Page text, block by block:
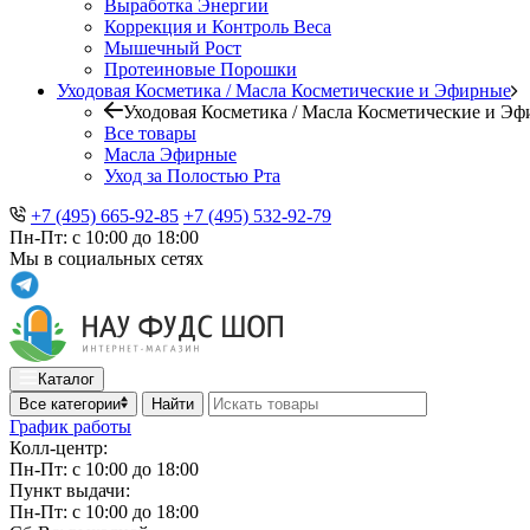
Выработка Энергии
Коррекция и Контроль Веса
Мышечный Рост
Протеиновые Порошки
Уходовая Косметика / Масла Косметические и Эфирные
Уходовая Косметика / Масла Косметические и
Все товары
Масла Эфирные
Уход за Полостью Рта
+7 (495) 665-92-85 +7 (495) 532-92-79
Пн-Пт: с 10:00 до 18:00
Мы в социальных сетях
Каталог
Все категории
Найти
График работы
Колл-центр:
Пн-Пт: с 10:00 до 18:00
Пункт выдачи:
Пн-Пт: с 10:00 до 18:00